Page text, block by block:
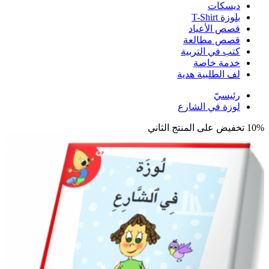
ديسكات
بلوزة T-Shirt
قصص الأعياد
قصص مطالعة
كتب في التربية
خدمة خاصة
لف الطلبية هدية
رئيسيّ
لوزة في الشارع
10% تخفيض على المنتج الثاني